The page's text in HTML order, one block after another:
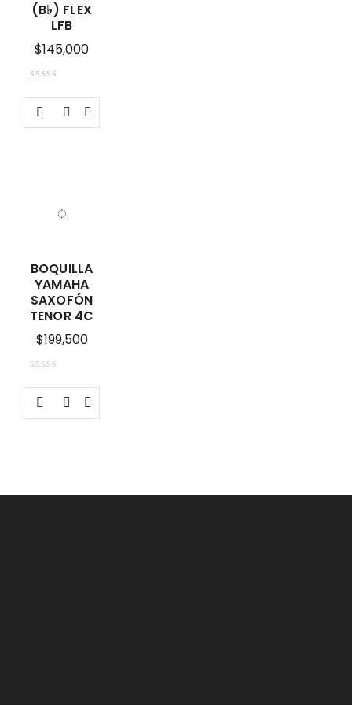
(B♭) FLEX
LFB
$145,000
BOQUILLA
YAMAHA
SAXOFÓN
TENOR 4C
$199,500